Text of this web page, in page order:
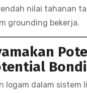
nilai tahanan
grounding bekerja.
logam dalam sistem